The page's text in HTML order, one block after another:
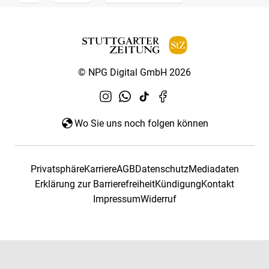
© NPG Digital GmbH 2026
Wo Sie uns noch folgen können
PrivatsphäreKarriereAGBDatenschutzMediadaten
Erklärung zur BarrierefreiheitKündigungKontakt
ImpressumWiderruf